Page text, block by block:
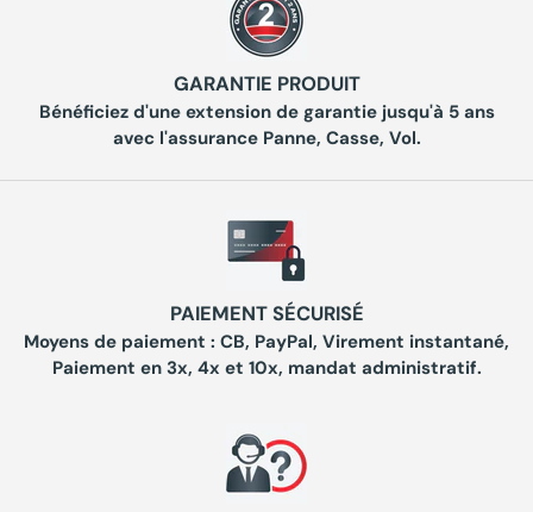
GARANTIE PRODUIT
Bénéficiez d'une extension de garantie jusqu'à 5 ans
avec l'assurance Panne, Casse, Vol.
PAIEMENT SÉCURISÉ
Moyens de paiement : CB, PayPal, Virement instantané,
Paiement en 3x, 4x et 10x, mandat administratif.